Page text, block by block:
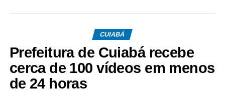
CUIABÁ
Prefeitura de Cuiabá recebe
cerca de 100 vídeos em menos
de 24 horas